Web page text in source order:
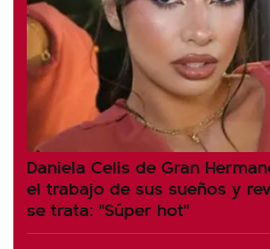
Daniela Celis de Gran
el trabajo de sus sueños y
se trata: "Súper hot"